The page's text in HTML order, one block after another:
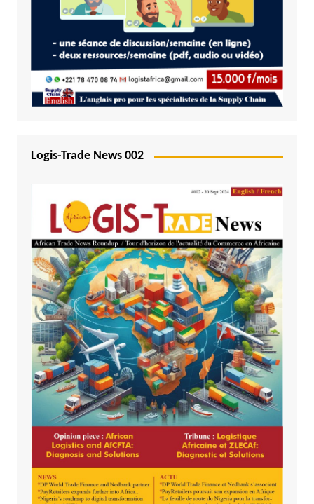
Logis-Trade News 002